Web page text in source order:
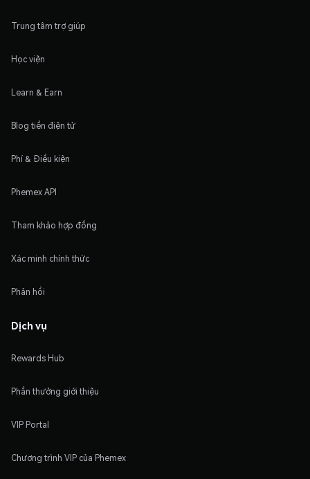
Trung tâm trợ giúp
Học viện
Learn & Earn
Blog tiền điện tử
Phí & Điều kiện
Phemex API
Tham khảo hợp đồng
Xác minh chính thức
Phản hồi
Dịch vụ
Rewards Hub
Phần thưởng giới thiệu
VIP Portal
Chương trình VIP của Phemex